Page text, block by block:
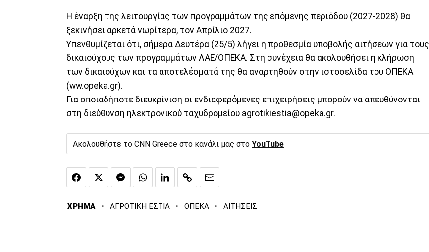
Η έναρξη της λειτουργίας των προγραμμάτων της επόμενης περιόδου (2027-2028) θα
ξεκινήσει αρκετά νωρίτερα, τον Απρίλιο 2027.
Υπενθυμίζεται ότι, σήμερα Δευτέρα (25/5) λήγει η προθεσμία υποβολής αιτήσεων για τους
δικαιούχους των προγραμμάτων ΛΑΕ/ΟΠΕΚΑ. Στη συνέχεια θα ακολουθήσει η κλήρωση
των δικαιούχων και τα αποτελέσματά της θα αναρτηθούν στην ιστοσελίδα του ΟΠΕΚΑ
(ww.opeka.gr).
Για οποιαδήποτε διευκρίνιση οι ενδιαφερόμενες επιχειρήσεις μπορούν να απευθύνονται
στη διεύθυνση ηλεκτρονικού ταχυδρομείου agrotikiestia@opeka.gr.
Ακολουθήστε το CNN Greece στο κανάλι μας στο YouTube
ΧΡΗΜΑ · ΑΓΡΟΤΙΚΗ ΕΣΤΙΑ · ΟΠΕΚΑ · ΑΙΤΗΣΕΙΣ